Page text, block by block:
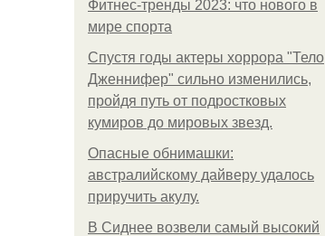
Фитнес-тренды 2023: что нового в
мире спорта
Спустя годы актеры хоррора "Тело
Дженнифер" сильно изменились,
пройдя путь от подростковых
кумиров до мировых звезд.
Опасные обнимашки:
австралийскому дайверу удалось
приручить акулу.
В Сиднее возвели самый высокий